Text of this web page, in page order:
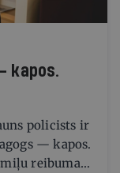
kapos.
policists ir
— kapos.
reibuma